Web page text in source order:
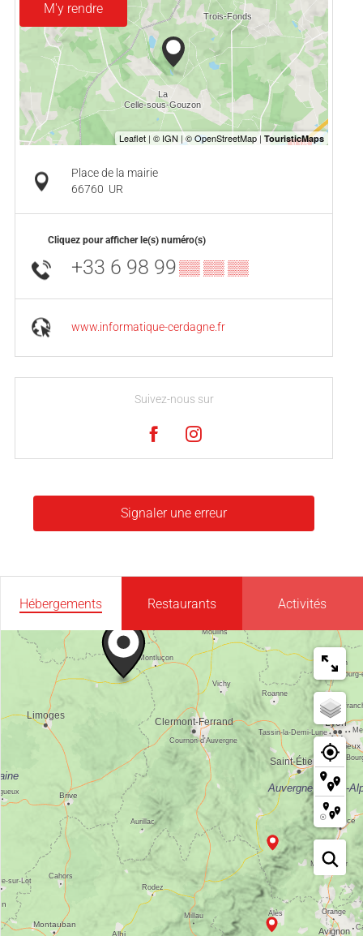
M'y rendre
Place de la mairie
66760 UR
Cliquez pour afficher le(s) numéro(s)
+33 6 98 99▒▒ ▒▒ ▒▒
www.informatique-cerdagne.fr
Suivez-nous sur
Signaler une erreur
Hébergements Restaurants Activités